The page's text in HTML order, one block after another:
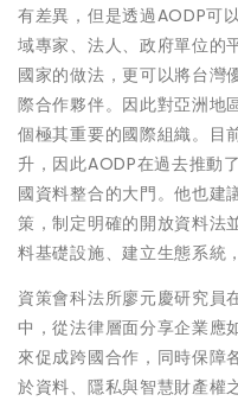
有差異，但是透過AODP可
域專家、法人、政府單位的
國家的做法，更可以將台灣
際合作夥伴。因此對亞洲地
個極其重要的國際組織。目
升，因此AODP在過去推
國資料整合的大門。他也建
策，制定明確的開放資料法
料基礎設施、建立生態系統
資策會科法所廖元慶研究員
中，從法律層面分享企業應
來促成跨國合作，同時保障
於資料、隱私與智慧財產權